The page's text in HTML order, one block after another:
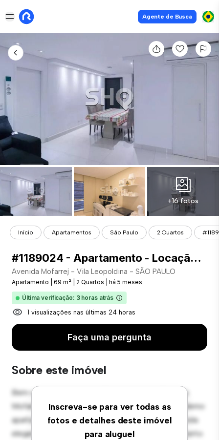
Agente de Busca
+16 fotos
Início Apartamentos São Paulo 2 Quartos
#1189024 - Apartamento - Locação com 69.00 m² , 2 Quarto(s), por R$ 5.200
Avenida Mofarrej - Vila Leopoldina - SÃO PAULO
Apartamento 69 m² 2 Quartos há 5 meses
Última verificação: 3 horas atrás
1 visualizações nas últimas 24 horas
Faça uma pergunta
Sobre este imóvel
Inscreva-se para ver todas as
fotos e detalhes deste imóvel
para aluguel
Bem-vindo ao seu novo refúgio urbano em Avenida
Mofarrej - Vila Leopoldina - SÃO PAULO! Este moderno
apartamento de 2 quartos oferece um espaço de vida
elegante e aconchegante. O layout em conceito aberto